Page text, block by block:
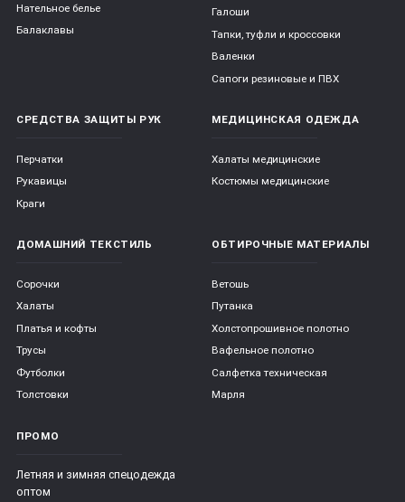
Нательное белье
Балаклавы
Галоши
Тапки, туфли и кроссовки
Валенки
Сапоги резиновые и ПВХ
СРЕДСТВА ЗАЩИТЫ РУК
Перчатки
Рукавицы
Краги
МЕДИЦИНСКАЯ ОДЕЖДА
Халаты медицинские
Костюмы медицинские
ДОМАШНИЙ ТЕКСТИЛЬ
Сорочки
Халаты
Платья и кофты
Трусы
Футболки
Толстовки
ОБТИРОЧНЫЕ МАТЕРИАЛЫ
Ветошь
Путанка
Холстопрошивное полотно
Вафельное полотно
Салфетка техническая
Марля
ПРОМО
Летняя и зимняя спецодежда
оптом